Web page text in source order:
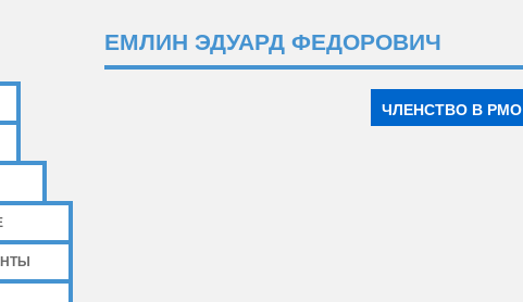
ЕМЛИН ЭДУАРД ФЕДОРОВИЧ
ЧЛЕНСТВО В РМО